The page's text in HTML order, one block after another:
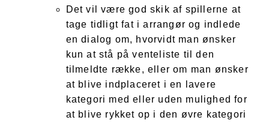
Det vil være god skik af spillerne at
tage tidligt fat i arrangør og indlede
en dialog om, hvorvidt man ønsker
kun at stå på venteliste til den
tilmeldte række, eller om man ønsker
at blive indplaceret i en lavere
kategori med eller uden mulighed for
at blive rykket op i den øvre kategori